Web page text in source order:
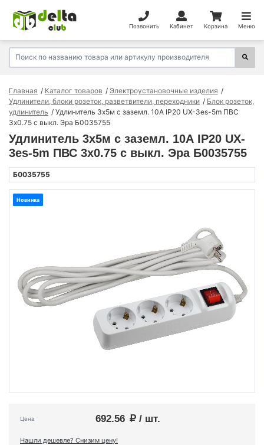
Позвонить Кабинет Корзина Меню
Главная Каталог товаров
Электроустановочные изделия
Удлинители, блоки розеток, разветвители, переходники
Блок розеток,
удлинитель
Удлинитель 3х5м с заземл. 10А IP20 UX-3es-5m ПВС
3х0.75 с выкл. Эра Б0035755
Удлинитель 3х5м с заземл. 10А IP20 UX-
3es-5m ПВС 3х0.75 с выкл. Эра Б0035755
Б0035755
Новинка
Цена 692.56 / шт.
Нашли дешевле? Снизим цену!